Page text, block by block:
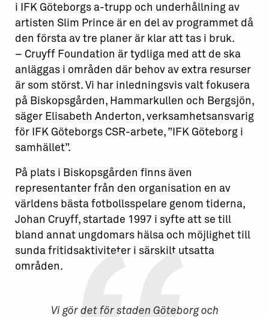
i IFK Göteborgs a-trupp och underhållning av
artisten Slim Prince är en del av programmet då
den första av tre planer är klar att tas i bruk.
– Cruyff Foundation är tydliga med att de ska
anläggas i områden där behov av extra resurser
är som störst. Vi har inledningsvis valt fokusera
på Biskopsgården, Hammarkullen och Bergsjön,
säger Elisabeth Anderton, verksamhetsansvarig
för IFK Göteborgs CSR-arbete, ”IFK Göteborg i
samhället”.
På plats i Biskopsgården finns även
representanter från den organisation en av
världens bästa fotbollsspelare genom tiderna,
Johan Cruyff, startade 1997 i syfte att se till
bland annat ungdomars hälsa och möjlighet till
sunda fritidsaktiviteter i särskilt utsatta
områden.
Vi gör det för staden Göteborg och